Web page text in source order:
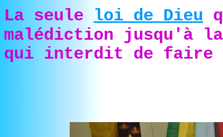
La seule loi de Dieu
malédiction jusqu'à
qui interdit de faire